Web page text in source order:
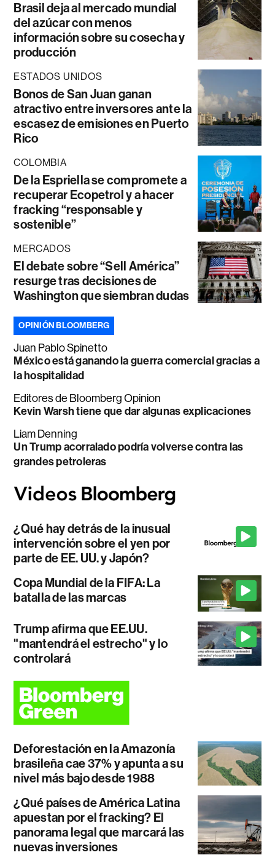
Brasil deja al mercado mundial
del azúcar con menos
información sobre su cosecha y
producción
ESTADOS UNIDOS
Bonos de San Juan ganan
atractivo entre inversores ante la
escasez de emisiones en Puerto
Rico
COLOMBIA
De la Espriella se compromete a
recuperar Ecopetrol y a hacer
fracking “responsable y
sostenible”
MERCADOS
El debate sobre “Sell América”
resurge tras decisiones de
Washington que siembran dudas
OPINIÓN BLOOMBERG
Juan Pablo Spinetto
México está ganando la guerra comercial gracias a
la hospitalidad
Editores de Bloomberg Opinion
Kevin Warsh tiene que dar algunas explicaciones
Liam Denning
Un Trump acorralado podría volverse contra las
grandes petroleras
¿Qué hay detrás de la inusual
intervención sobre el yen por
parte de EE. UU. y Japón?
Copa Mundial de la FIFA: La
batalla de las marcas
Trump afirma que EE.UU.
"mantendrá el estrecho" y lo
controlará
Deforestación en la Amazonía
brasileña cae 37% y apunta a su
nivel más bajo desde 1988
¿Qué países de América Latina
apuestan por el fracking? El
panorama legal que marcará las
nuevas inversiones